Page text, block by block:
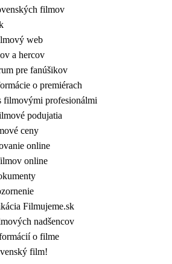
filmov
web
a hercov
pre fanúšikov
o premiérach
filmovými profesionálmi
podujatia
ceny
online
online
Filmujeme.sk
nadšencov
o filme
film!